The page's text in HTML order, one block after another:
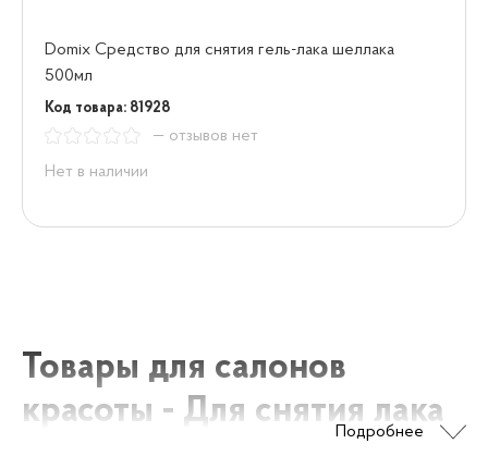
Domix Средство для снятия гель-лака шеллака
500мл
Код товара: 81928
— отзывов нет
Нет в наличии
Подробнее
Товары для салонов
красоты - Для снятия лака